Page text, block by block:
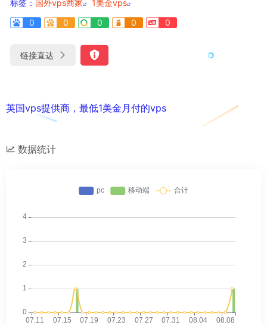
标签： 国外vps商家
1美金vps
0
0 0 0 0
链接直达
英国vps提供商，最低1美金月付的vps
数据统计